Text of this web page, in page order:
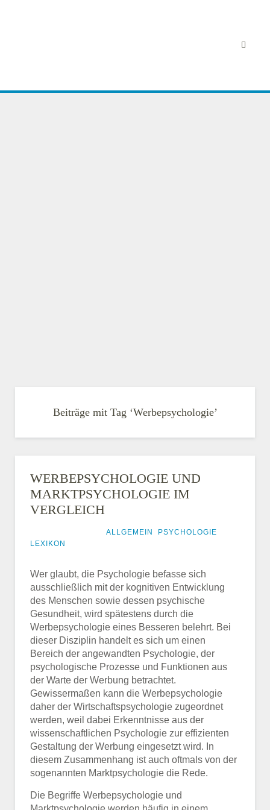
Beiträge mit Tag ‘Werbepsychologie’
WERBEPSYCHOLOGIE UND
MARKTPSYCHOLOGIE IM
VERGLEICH
ALLGEMEIN
PSYCHOLOGIE
LEXIKON
Wer glaubt, die Psychologie befasse sich
ausschließlich mit der kognitiven Entwicklung
des Menschen sowie dessen psychische
Gesundheit, wird spätestens durch die
Werbepsychologie eines Besseren belehrt. Bei
dieser Disziplin handelt es sich um einen
Bereich der angewandten Psychologie, der
psychologische Prozesse und Funktionen aus
der Warte der Werbung betrachtet.
Gewissermaßen kann die Werbepsychologie
daher der Wirtschaftspsychologie zugeordnet
werden, weil dabei Erkenntnisse aus der
wissenschaftlichen Psychologie zur effizienten
Gestaltung der Werbung eingesetzt wird. In
diesem Zusammenhang ist auch oftmals von der
sogenannten Marktpsychologie die Rede.
Die Begriffe Werbepsychologie und